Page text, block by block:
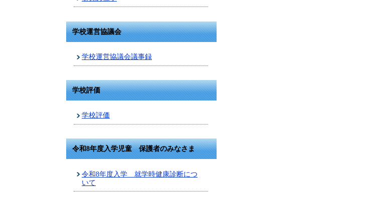
学校運営協議会
学校運営協議会議事録
学校評価
学校評価
令和8年度入学児童 保護者のみなさま
令和8年度入学 就学時健康診断につ
いて